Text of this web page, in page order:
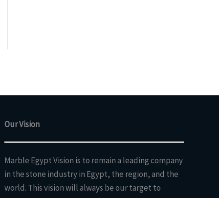
Our Vision
Marble Egypt Vision is to remain a leading company
in the stone industry in Egypt, the region, and the
world. This vision will always be our target to